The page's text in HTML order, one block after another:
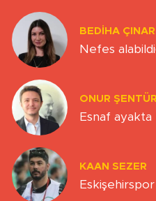
BEDIHA ÇINAR
Nefes
ONUR
Esnaf
KAAN SEZER